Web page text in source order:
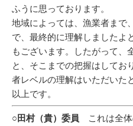
ふうに思っております。
地域によっては、漁業者まで
で、最終的に理解しましたよ
もございます。したがって、
と、そこまでの把握はしてお
者レベルの理解はいただいた
以上です。
○田村（貴）委員 これは全体